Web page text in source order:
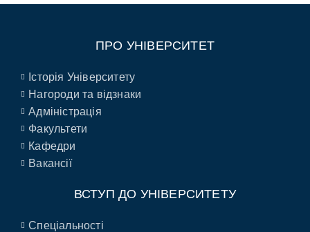
ПРО УНІВЕРСИТЕТ
Історія Університету
Нагороди та відзнаки
Адміністрація
Факультети
Кафедри
Вакансії
ВСТУП ДО УНІВЕРСИТЕТУ
Спеціальності